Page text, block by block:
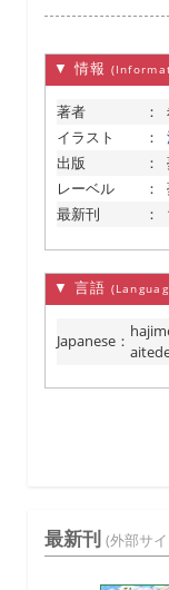
▼ 情報
著者 ：
イラスト
：
出版
：
レーベル
：
最新刊
：
▼ 言語
Japanese ：
最新刊 (外部サ